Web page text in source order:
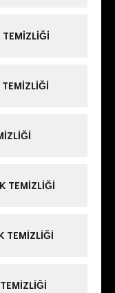
TEMIZLIĞI
TEMIZLIĞI
TEMIZLIĞI
TEMIZLIĞI